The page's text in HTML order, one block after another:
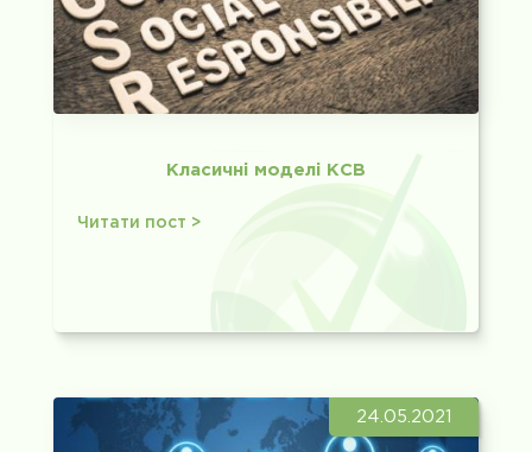
Класичні моделі КСВ
Читати пост >
24.05.2021